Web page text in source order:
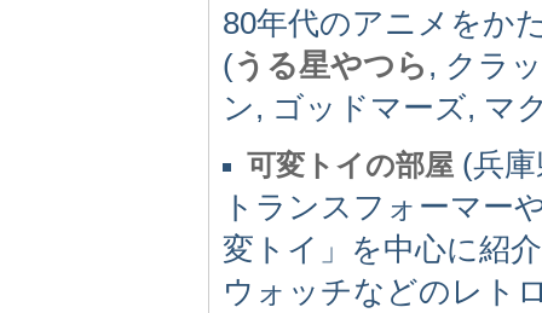
80年代のアニメをか
(うる星やつら , クラ
ン, ゴッドマーズ, マ
可変トイの部屋 (兵
トランスフォーマー
変トイ」を中心に紹
ウォッチなどのレト